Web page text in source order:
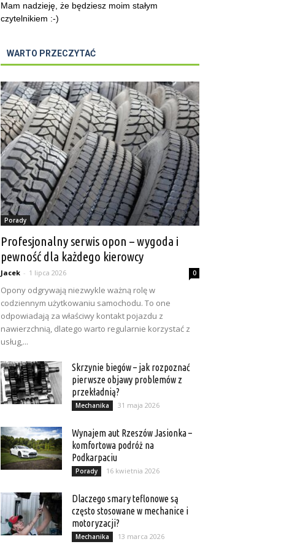
Mam nadzieję, że będziesz moim stałym
czytelnikiem :-)
WARTO PRZECZYTAĆ
Porady
Profesjonalny serwis opon – wygoda i
pewność dla każdego kierowcy
Jacek - 1 lipca 2026 0
Opony odgrywają niezwykle ważną rolę w
codziennym użytkowaniu samochodu. To one
odpowiadają za właściwy kontakt pojazdu z
nawierzchnią, dlatego warto regularnie korzystać z
usług,...
Skrzynie biegów – jak rozpoznać
pierwsze objawy problemów z
przekładnią?
Mechanika 31 maja 2026
Wynajem aut Rzeszów Jasionka –
komfortowa podróż na
Podkarpaciu
Porady 16 kwietnia 2026
Dlaczego smary teflonowe są
często stosowane w mechanice i
motoryzacji?
Mechanika 13 marca 2026